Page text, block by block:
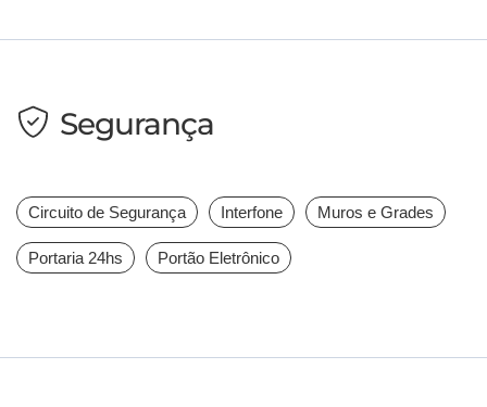
Segurança
Circuito de Segurança Interfone Muros e Grades
Portaria 24hs Portão Eletrônico